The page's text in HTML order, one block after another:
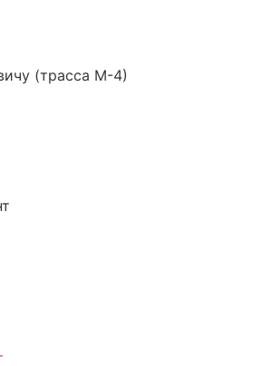
(трасса М-4)